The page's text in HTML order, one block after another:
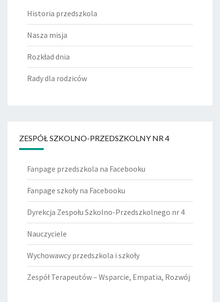
Historia przedszkola
Nasza misja
Rozkład dnia
Rady dla rodziców
ZESPÓŁ SZKOLNO-PRZEDSZKOLNY NR 4
Fanpage przedszkola na Facebooku
Fanpage szkoły na Facebooku
Dyrekcja Zespołu Szkolno-Przedszkolnego nr 4
Nauczyciele
Wychowawcy przedszkola i szkoły
Zespół Terapeutów – Wsparcie, Empatia, Rozwój